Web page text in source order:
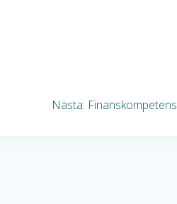
Nästa: Nästa
Finanskompetens